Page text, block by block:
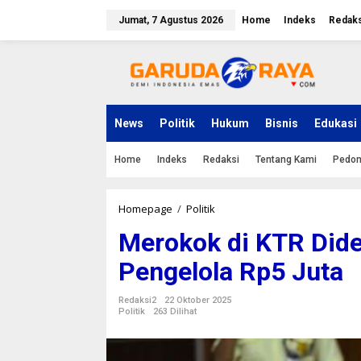
Jumat, 7 Agustus 2026 Home Indeks
News Politik Hukum Bisnis Edukasi
Home Indeks Redaksi Tentang Kami
Homepage / Politik
r
o
k
o
k
K
Merokok di KTR
Pengelola Rp5 Juta
Redaksi2
22 Oktober 2025
Politik
263 Dilihat